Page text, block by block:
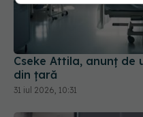
Cseke Attila, anunț de
din țară
31 iul 2026, 10:31